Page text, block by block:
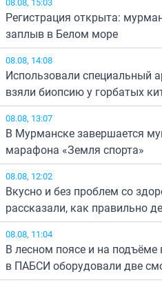
Регистрация открыта:
заплыв в Белом море
08.08, 14:08
Использовали специальный
взяли биопсию у горбатых
08.08, 13:07
В Мурманске завершается
марафона «Земля спорта»
08.08, 12:02
Вкусно и без проблем со
рассказали, как правильно
08.08, 11:04
В лесном поясе и на подъёме
в ПАБСИ оборудовали две